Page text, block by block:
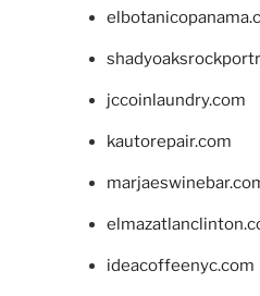
jccoinlaundry.com
kautorepair.com
ideacoffeenyc.com